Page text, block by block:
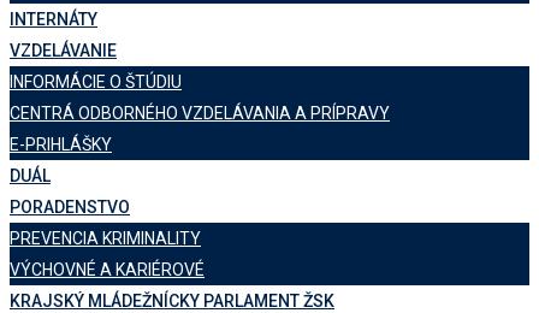
INTERNÁTY
VZDELÁVANIE
INFORMÁCIE O ŠTÚDIU
CENTRÁ ODBORNÉHO VZDELÁVANIA A PRÍPRAVY
E-PRIHLÁŠKY
DUÁL
PORADENSTVO
PREVENCIA KRIMINALITY
VÝCHOVNÉ A KARIÉROVÉ
KRAJSKÝ MLÁDEŽNÍCKY PARLAMENT ŽSK